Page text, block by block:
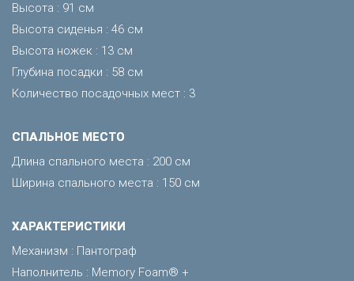
Высота : 91 см
Высота сиденья : 46 см
Высота ножек : 13 см
Глубина посадки : 58 см
Количество посадочных мест : 3
CПАЛЬНОЕ МЕСТО
Длина спального места : 200 см
Ширина спального места : 150 см
ХАРАКТЕРИСТИКИ
Механизм : Пантограф
Наполнитель : Memory Foam® +